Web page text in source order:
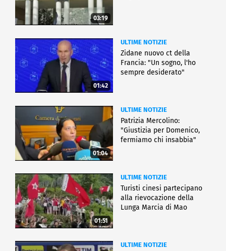
03:19
01:42
ULTIME NOTIZIE
Zidane nuovo ct della
Francia: "Un sogno, l'ho
sempre desiderato"
01:04
ULTIME NOTIZIE
Patrizia Mercolino:
"Giustizia per Domenico,
fermiamo chi insabbia"
01:51
ULTIME NOTIZIE
Turisti cinesi partecipano
alla rievocazione della
Lunga Marcia di Mao
ULTIME NOTIZIE